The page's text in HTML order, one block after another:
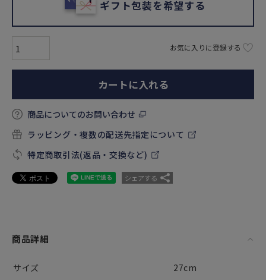
ギフト包装を希望する
お気に入りに登録する
カートに入れる
商品についてのお問い合わせ
ラッピング・複数の配送先指定について
特定商取引法(返品・交換など)
シェアする
商品詳細
サイズ
27cm